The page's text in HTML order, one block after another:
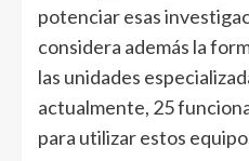
potenciar esas
considera además la
las unidades
actualmente, 25
para utilizar estos